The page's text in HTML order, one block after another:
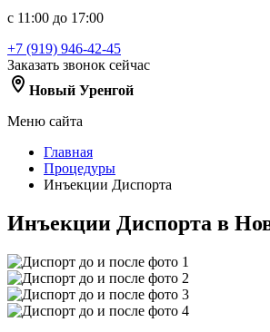
с 11:00 до 17:00
+7 (919) 946-42-45
Заказать звонок сейчас
Новый Уренгой
Меню сайта
Главная
Процедуры
Инъекции Диспорта
Инъекции Диспорта в